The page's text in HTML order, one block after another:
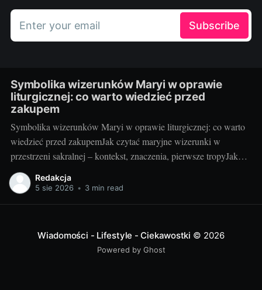
Enter your email Subscribe
Symbolika wizerunków Maryi w oprawie
liturgicznej: co warto wiedzieć przed
zakupem
Symbolika wizerunków Maryi w oprawie liturgicznej: co warto
wiedzieć przed zakupemJak czytać maryjne wizerunki w
przestrzeni sakralnej – kontekst, znaczenia, pierwsze tropyJako
blogerka, która z radością testuje i porównuje rozwiązania do
kościołów i kaplic, wiem jedno: maryjny wizerunek w liturgii nie
Redakcja
5 sie 2026 • 3 min read
Wiadomości - Lifestyle - Ciekawostki © 2026
Powered by Ghost